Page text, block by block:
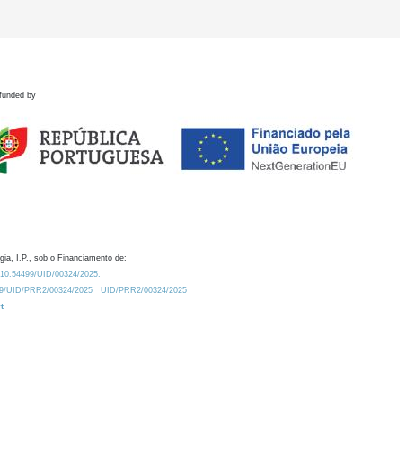
by
I.P., sob o Financiamento de:
UID/00324/2025.
UID/PRR2/00324/2025
UID/PRR2/00324/2025